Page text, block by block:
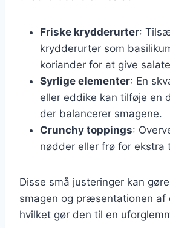
Friske krydderurter:
krydderurter som
koriander for at give
Syrlige elementer: En
eller eddike kan tilføje en
der balancerer smagene.
Crunchy toppings:
nødder eller frø for ekstra
Disse små justeringer kan
smagen og præsentationen af
hvilket gør den til en